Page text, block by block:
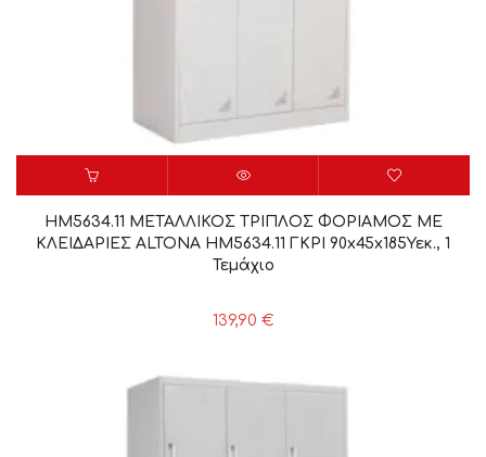
HM5634.11 ΜΕΤΑΛΛΙΚΟΣ ΤΡΙΠΛΟΣ ΦΟΡΙΑΜΟΣ ΜΕ
ΚΛΕΙΔΑΡΙΕΣ ALTONA HM5634.11 ΓΚΡΙ 90x45x185Υεκ., 1
Τεμάχιο
139,90 €